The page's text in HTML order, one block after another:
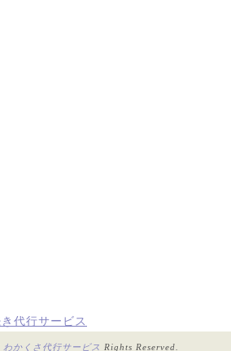
わかくさ代行サービス Rights Reserved.